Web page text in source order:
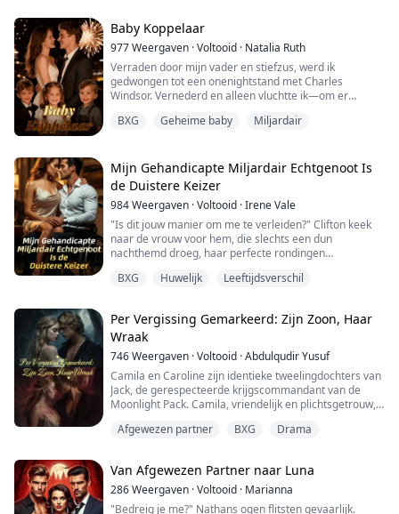
en een stilte scherp genoeg om te verwonden. De
miljardairsjongen die ze op de middelbare school had
genegeerd, liet haar er eindelijk voor boeten.
Tot aan de nacht dat hij stierf terwijl hij haar red...
Baby Koppelaar
977Weergaven ·Voltooid · Natalia Ruth
Verraden door mijn vader en stiefzus, werd ik
gedwongen tot een onenightstand met Charles
Windsor. Vernederd en alleen vluchtte ik—om er
zijn drieling.
mij gestolen is. Charles, verblind door leugens, ziet mij
als zijn vijand.
Wanneer de waarheid einde...
BXG Geheime baby Miljardair
Mijn Gehandicapte Miljardair Echtgenoot Is
de Duistere Keizer
984Weergaven ·Voltooid ·Irene Vale
"Is dit jouw manier om me te verleiden?" Clifton keek
naar de vrouw voor hem, die slechts een dun
nachthemd droeg, haar perfecte rondingen
"Ik geef toe, ik voel me tot je aangetrokken." Clifton
vanaf mijn volle borsten en glipten tussen mijn dijen.
Ik werd door Mi...
BXG Huwelijk Leeftijdsverschil
Per Vergissing Gemarkeerd: Zijn Zoon, Haar
Wraak
746Weergaven ·Voltooid ·Abdulqudir Yusuf
Camila en Caroline zijn identieke tweelingdochters van
Jack, de gerespecteerde krijgscommandant van de
Moonlight Pack. Camila, vriendelijk en plichtsgetrouw,
uitgekozen om zijn Luna te worden.
eer van haar tweelingzus.
In de nacht van de markeringsceremonie slaapt
Afgewezen partner BXG Drama
Van Afgewezen Partner naar Luna
286Weergaven ·Voltooid · Marianna
"Bedreig je me?" Nathans ogen flitsten gevaarlijk.